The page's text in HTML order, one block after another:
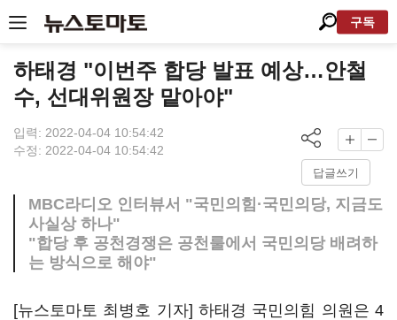
구독
하태경 "이번주 합당 발표 예상…안철
수, 선대위원장 맡아야"
입력: 2022-04-04 10:54:42
수정: 2022-04-04 10:54:42
답글쓰기
MBC라디오 인터뷰서 "국민의힘·국민의당, 지금도
사실상 하나"
"합당 후 공천경쟁은 공천룰에서 국민의당 배려하
는 방식으로 해야"
[뉴스토마토 최병호 기자] 하태경 국민의힘 의원은 4